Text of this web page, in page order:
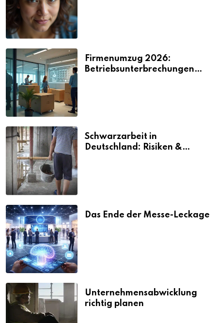
Firmenumzug 2026:
Betriebsunterbrechungen
Schwarzarbeit in
Deutschland: Risiken &
Das Ende der Messe-Leckage
Unternehmensabwicklung
richtig planen